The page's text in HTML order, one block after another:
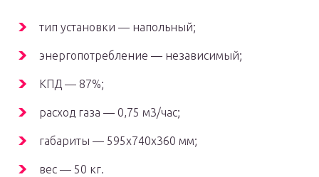
тип установки — напольный;
энергопотребление — независимый;
КПД — 87%;
расход газа — 0,75 м3/час;
габариты — 595x740x360 мм;
вес — 50 кг.